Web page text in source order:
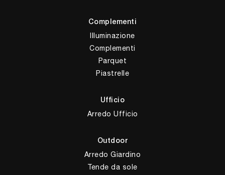
Complementi
Illuminazione
Complementi
Parquet
Piastrelle
Ufficio
Arredo Ufficio
Outdoor
Arredo Giardino
Tende da sole